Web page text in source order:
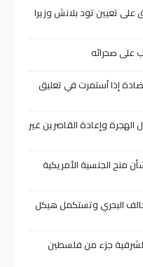
تعيين تود بلانش وزيرا
على صحرائه
إذا اُستمرت في تعليق
الهجرة وإعادة القاصرين غير
منح الجنسية الأمريكية
البحري وتستكمل هيكل
جزء من فلسطين